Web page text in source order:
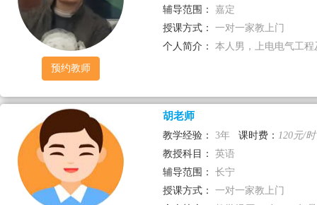
预约教师
辅导范围：
嘉定
授课方式：
一对一家教上门
个人简介：
本人男，上电电气工
胡老师
教学经验： 3年 课时费： 120元/时
教授科目：
英语
辅导范围：
长宁
授课方式：
一对一家教上门